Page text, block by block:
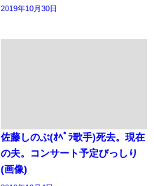
2019年10月30日
佐藤しのぶ(ｵﾍﾟﾗ歌手)死去。現在
の夫。コンサート予定びっしり
(画像)